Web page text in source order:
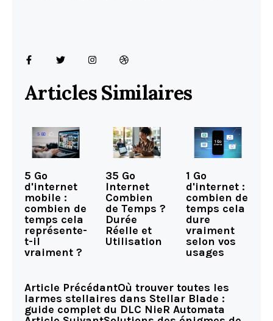
Articles Similaires
5 Go
d'internet
mobile :
combien de
temps cela
représente-
t-il
vraiment ?
35 Go
Internet
Combien
de Temps ?
Durée
Réelle et
Utilisation
1 Go
d'internet :
combien de
temps cela
dure
vraiment
selon vos
usages
Article PrécédantOù trouver toutes les
larmes stellaires dans Stellar Blade :
guide complet du DLC NieR Automata